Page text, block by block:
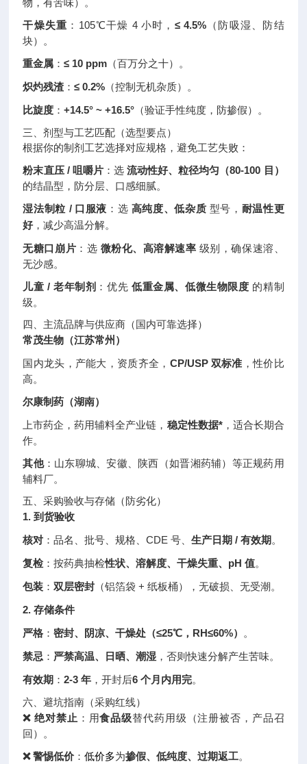
物，有苦味）。
干燥失重 ：105℃干燥 4 小时， ≤ 4.5%（防吸湿、防结
块）。
重金属 ：≤ 10 ppm （百万分之十）。
炽灼残渣 ：≤ 0.2% （控制无机杂质）。
比旋度 ：+14.5° ~ +16.5° （验证手性纯度，防掺假）。
三、剂型与工艺匹配（选型要点）
根据你的制剂工艺选择对应规格，避免工艺失败：
粉末直压 / 咀嚼片：选 流动性好、粒径均匀（80-100 目）
的结晶型，防分层、口感细腻。
湿法制粒 / 口服液 ：选 高纯度、低杂质 型号， 耐温性更
好，减少高温分解。
无糖口崩片 ：选 微粉化、高溶解速率 级别，确保速溶、
无沙感。
儿童 / 老年制剂 ：优先 低重金属、低微生物限度 的精制
级。
四、主流品牌与供应商（国内可靠选择）
常茂生物（江苏常州）
国内龙头，产能大，资质齐全， CP/USP 双标准 ，性价比
高。
尔康制药（湖南）
上市药企，药用辅料全产业链， 稳定性数据*，适合长期合
作。
其他：山东聊城、安徽、陕西（如晋湘药辅）等正规药用
辅料厂。
五、采购验收与存储（防劣化）
1. 到货验收
核对 ：品名、批号、规格、CDE 号、生产日期 / 有效期 。
复检：按药典抽检性状、溶解度、干燥失重、pH 值。
包装 ：双层密封 （铝箔袋 + 纸板桶），无破损、无受潮。
2. 存储条件
严格 ：密封、阴凉、干燥处（≤25℃，RH≤60%） 。
禁忌 ： 严禁高温、日晒、潮湿 ，否则快速分解产生苦味。
有效期 ：2-3 年 ，开封后6 个月内用完。
六、避坑指南（采购红线）
❌ 绝对禁止 ：用食品级替代药用级（注册被否，产品召
回）。
❌ 警惕低价 ：低价多为掺假、低纯度、过期返工。